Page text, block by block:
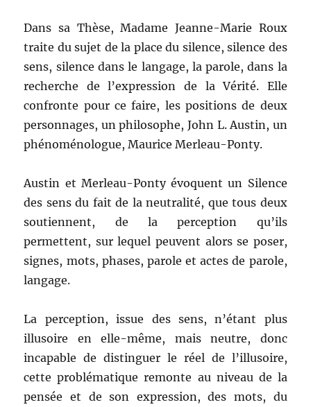
Dans sa Thèse, Madame Jeanne-Marie Roux
traite du sujet de la place du silence, silence des
sens, silence dans le langage, la parole, dans la
recherche de l’expression de la Vérité. Elle
confronte pour ce faire, les positions de deux
personnages, un philosophe, John L. Austin, un
phénoménologue, Maurice Merleau-Ponty.
Austin et Merleau-Ponty évoquent un Silence
des sens du fait de la neutralité, que tous deux
soutiennent, de la perception qu’ils
permettent, sur lequel peuvent alors se poser,
signes, mots, phases, parole et actes de parole,
langage.
La perception, issue des sens, n’étant plus
illusoire en elle-même, mais neutre, donc
incapable de distinguer le réel de l’illusoire,
cette problématique remonte au niveau de la
pensée et de son expression, des mots, du